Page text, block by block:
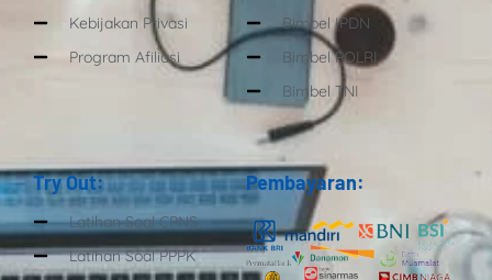
Kebijakan Privasi
Program Afiliasi
Bimbel IPDN
Bimbel POLRI
Bimbel TNI
Try Out:
Latihan Soal CPNS
Latihan Soal PPPK
Pembayaran: